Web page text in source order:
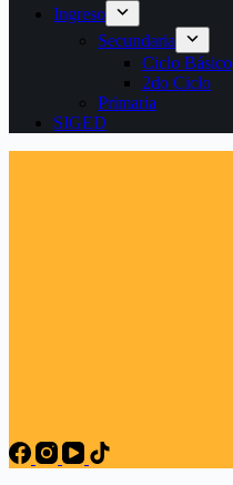
Ingreso
Secundaria
Ciclo Básico
2do Ciclo
Primaria
SIGED